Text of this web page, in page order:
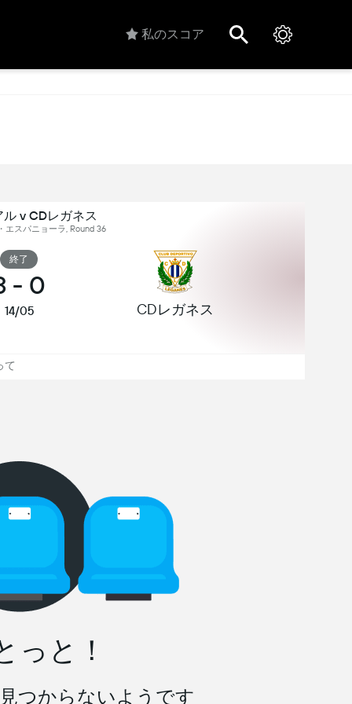
私のスコア
v CDレガネス
エスパニョーラ, Round 36
終了
- 0
14/05 CDレガネス
て
っと！
つからないようです